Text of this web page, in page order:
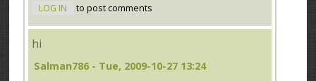
LOG IN to post comments
hi
Salman786 - Tue, 2009-10-27 13:24